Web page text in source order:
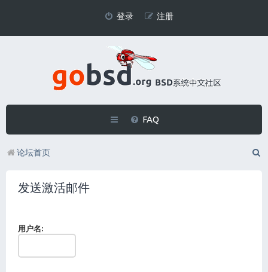
登录 注册
FAQ
论坛首页
发送激活邮件
用户名: